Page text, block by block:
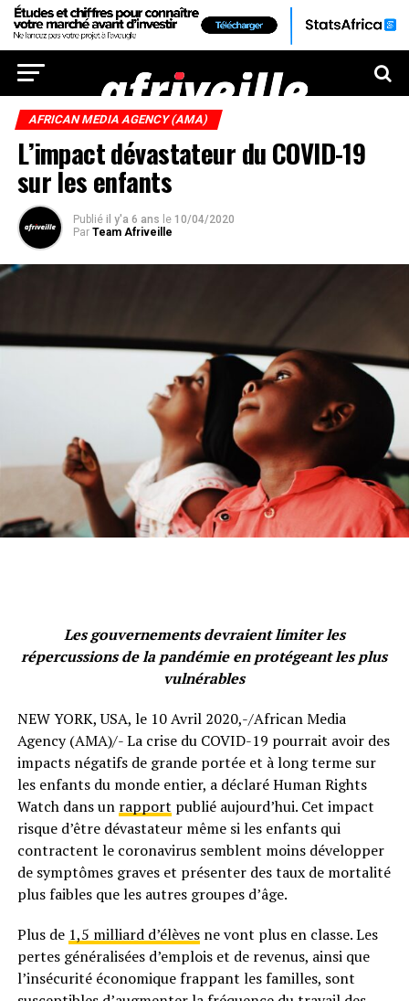
AFRICAN MEDIA AGENCY (AMA)
L’impact dévastateur du COVID-19
sur les enfants
Publié il y'a 6 ans le 10/04/2020
Par Team Afriveille
Les gouvernements devraient limiter les
répercussions de la pandémie en protégeant les plus
vulnérables
NEW YORK, USA, le 10 Avril 2020,-/African Media
Agency (AMA)/- La crise du COVID-19 pourrait avoir des
impacts négatifs de grande portée et à long terme sur
les enfants du monde entier, a déclaré Human Rights
Watch dans un rapport publié aujourd’hui. Cet impact
risque d’être dévastateur même si les enfants qui
contractent le coronavirus semblent moins développer
de symptômes graves et présenter des taux de mortalité
plus faibles que les autres groupes d’âge.
Plus de 1,5 milliard d’élèvesne vont plus en classe. Les
pertes généralisées d’emplois et de revenus, ainsi que
l’insécurité économique frappant les familles, sont